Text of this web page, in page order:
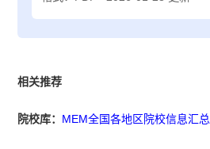
相关推荐
院校库： MEM全国各地区院校信息汇总